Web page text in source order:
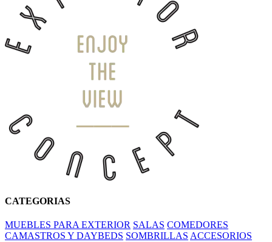
CATEGORIAS
MUEBLES PARA EXTERIOR SALAS COMEDORES
CAMASTROS Y DAYBEDS SOMBRILLAS ACCESORIOS